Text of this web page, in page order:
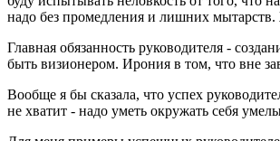
надо без промедления и лишних
Главная обязанность руководителя -
быть визионером. Ирония в том, что вне
Вообще я бы сказала, что успех
не хватит - надо уметь окружать себя